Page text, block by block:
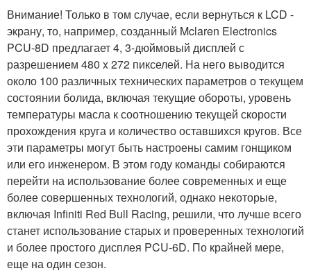
Внимание! Только в том случае, если вернуться к LCD -
экрану, то, например, созданный Mclaren Electronics
PCU-8D предлагает 4, 3-дюймовый дисплей с
разрешением 480 x 272 пикселей. На него выводится
около 100 различных технических параметров о текущем
состоянии болида, включая текущие обороты, уровень
температуры масла к соотношению текущей скорости
прохождения круга и количество оставшихся кругов. Все
эти параметры могут быть настроены самим гонщиком
или его инженером. В этом году команды собираются
перейти на использование более современных и еще
более совершенных технологий, однако некоторые,
включая Infiniti Red Bull Racing, решили, что лучше всего
станет использование старых и проверенных технологий
и более простого дисплея PCU-6D. По крайней мере,
еще на один сезон.